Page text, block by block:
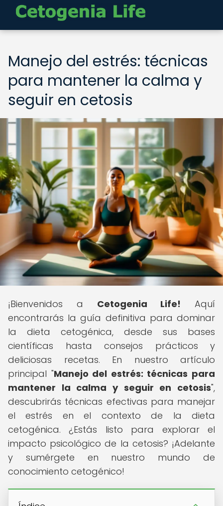
Manejo del estrés: técnicas
para mantener la calma y
seguir en cetosis
¡Bienvenidos a Cetogenia Life! Aquí
encontrarás la guía definitiva para dominar
la dieta cetogénica, desde sus bases
científicas hasta consejos prácticos y
deliciosas recetas. En nuestro artículo
principal "Manejo del estrés: técnicas para
mantener la calma y seguir en cetosis",
descubrirás técnicas efectivas para manejar
el estrés en el contexto de la dieta
cetogénica. ¿Estás listo para explorar el
impacto psicológico de la cetosis? ¡Adelante
y sumérgete en nuestro mundo de
conocimiento cetogénico!